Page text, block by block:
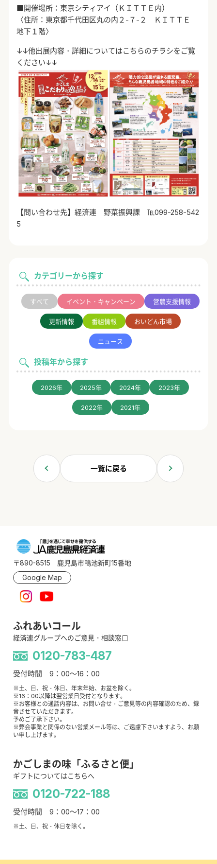
カテゴリーから探す
すべて イベント・キャンペーン 営農支援情報
更新情報 番組情報 おいどん市場
ニュース
投稿年から探す
2026年 2025年 2024年 2023年
2022年 2021年
■開催場所：東京シティアイ（ＫＩＴＴＥ内）
〈住所：東京都千代田区丸の内２-７-２ ＫＩＴＴＥ
地下１階〉
↓↓他出展内容・詳細についてはこちらのチラシをご覧
ください↓↓
【問い合わせ先】経済連 野菜振興課 ℡099-258-542
5
一覧に戻る
〒890-8515 鹿児島市鴨池新町15番地
Google Map
ふれあいコール
経済連グループへのご意見・相談窓口
0120-783-487
受付時間 9：00～16：00
※土、日、祝・休日、年末年始、お盆を除く。
※16：00以降は翌営業日受付となります。
※お客様との通話内容は、お問い合せ・ご意見等の内容確認のため、録
音させていただきます。
予めご了承下さい。
※弊会事業と関係のない営業メール等は、ご遠慮下さいますよう、お願
い申し上げます。
かごしまの味「ふるさと便」
ギフトについてはこちらへ
0120-722-188
受付時間 9：00～17：00
※土、日、祝・休日を除く。